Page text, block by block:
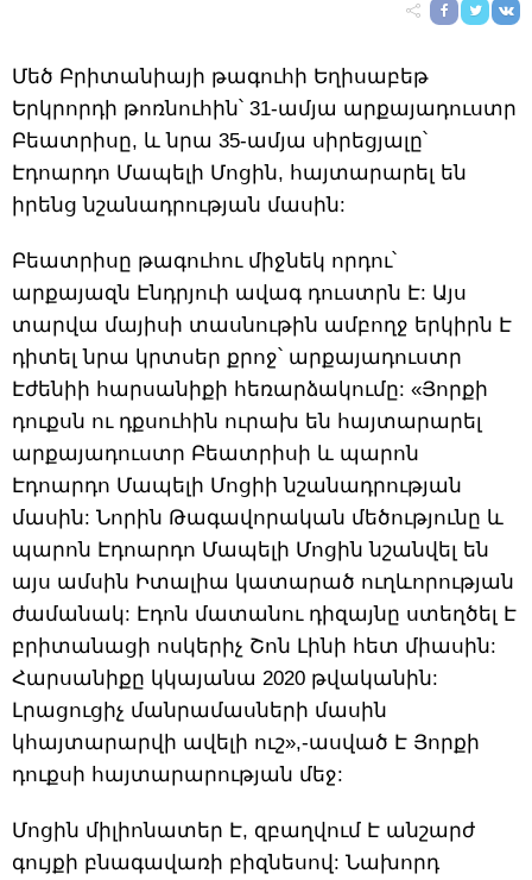
Մեծ Բրիտանիայի թագուհի Եղիսաբեթ
Երկրորդի թոռնուհին՝ 31-ամյա արքայադուստր
Բեատրիսը, և նրա 35-ամյա սիրեցյալը՝
Էդոարդո Մապելի Մոցին, հայտարարել են
իրենց նշանադրության մասին:
Բեատրիսը թագուհու միջնեկ որդու՝
արքայազն Էնդրյուի ավագ դուստրն Է: Այս
տարվա մայիսի տասնութին ամբողջ երկիրն Է
դիտել նրա կրտսեր քրոջ՝ արքայադուստր
Էժենիի հարսանիքի հեռարձակումը: «Յորքի
դուքսն ու դքսուհին ուրախ են հայտարարել
արքայադուստր Բեատրիսի և պարոն
Էդոարդո Մապելի Մոցիի նշանադրության
մասին: Նորին Թագավորական մեծությունը և
պարոն Էդոարդո Մապելի Մոցին նշանվել են
այս ամսին Իտալիա կատարած ուղևորության
ժամանակ: Էդոն մատանու դիզայնը ստեղծել Է
բրիտանացի ոսկերիչ Շոն Լինի հետ միասին:
Հարսանիքը կկայանա 2020 թվականին:
Լրացուցիչ մանրամասների մասին
կհայտարարվի ավելի ուշ»,-ասված Է Յորքի
դուքսի հայտարարության մեջ:
Մոցին միլիոնատեր Է, զբաղվում Է անշարժ
գույքի բնագավառի բիզնեսով: Նախորդ